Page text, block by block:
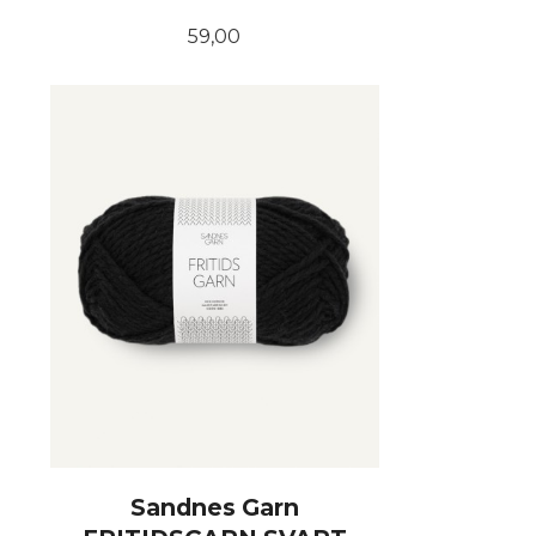
Pris
59,00
Sandnes Garn